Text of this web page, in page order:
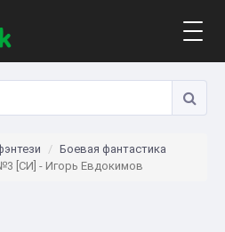
Боевая фантастика
[СИ] - Игорь Евдокимов